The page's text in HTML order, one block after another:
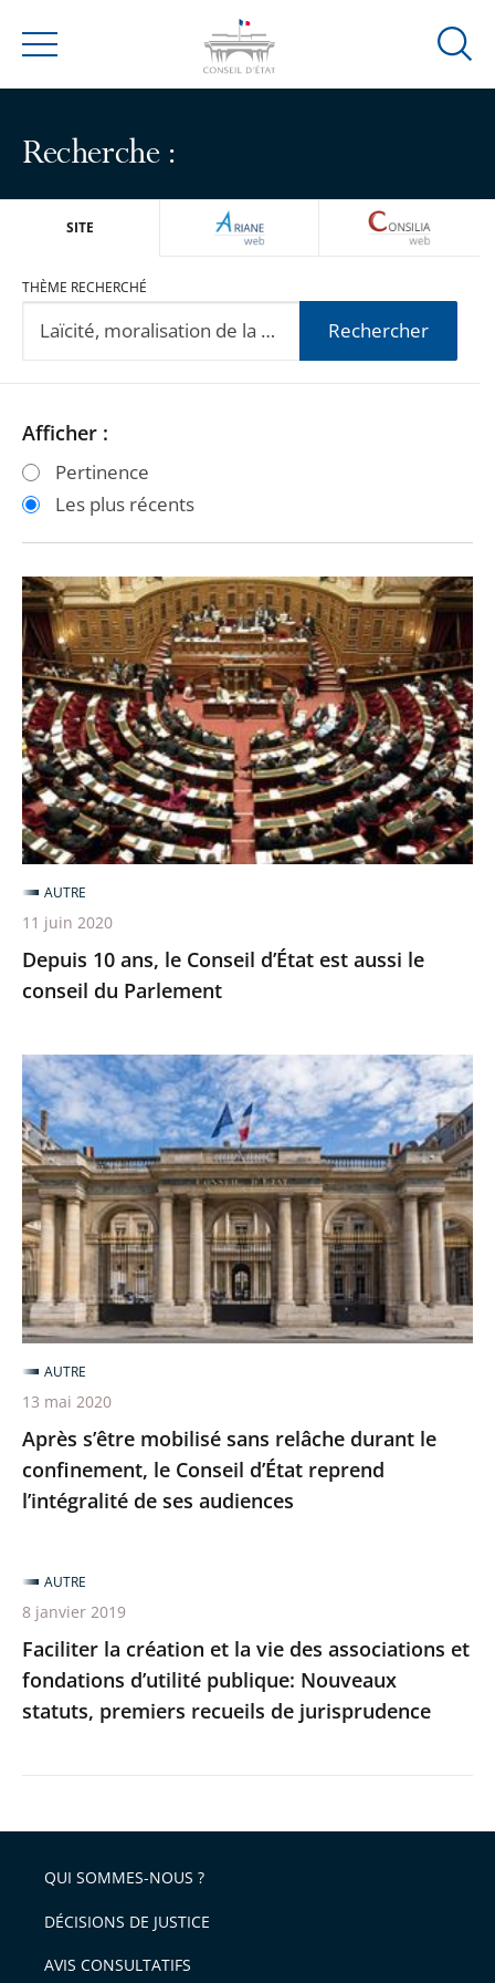
Menu
Ouvrir
Recherche :
SITE ARIANEWEB
THÈME RECHERCHÉ
Rechercher
Passer
les
filtres
après
Passer
les
filtres
avant
Afficher :
Pertinence
Les plus récents
Depuis
10
ans,
le
Conseil
d’État
est
aussi
le
conseil
du
Parlement
Depuis 10 ans, le Conseil d’État est aussi le
conseil du Parlement
AUTRE
11 juin 2020
Après
s’être
mobilisé
sans
relâche
durant
le
confinement,
le
Conseil
d’État
reprend
l’intégralité
de
ses
Après s’être mobilisé sans relâche durant le
confinement, le Conseil d’État reprend
l’intégralité de ses audiences
AUTRE
13 mai 2020
Faciliter la création et la vie des associations et
fondations d’utilité publique: Nouveaux
statuts, premiers recueils de jurisprudence
AUTRE
8 janvier 2019
QUI SOMMES-NOUS ?
DÉCISIONS DE JUSTICE
AVIS CONSULTATIFS